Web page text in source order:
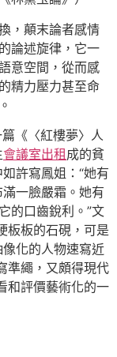
，顛末論者感情
論述旋律，它一
意空間，從而感
精力壓力甚至命
《〈紅樓夢〉人
會議室出租 成的貧
許寫鳳姐：“她有
滿一臉嚴霜。她有
的口齒銳利。”文
板板的石硯，可是
化的人物速寫近
準繩，又頗得現代
和評價藝術化的一